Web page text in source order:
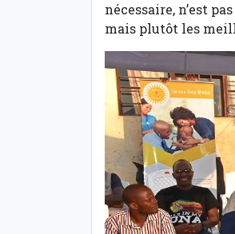
nécessaire, n’est
mais plutôt les